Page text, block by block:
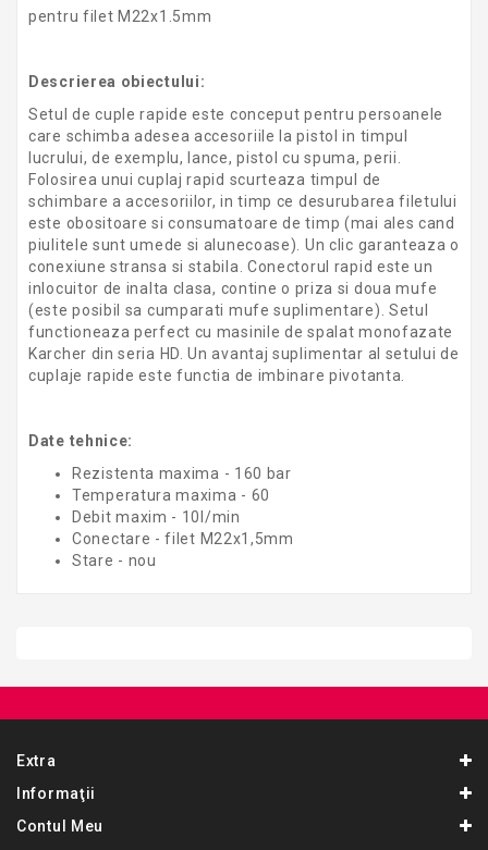
pentru filet M22x1.5mm
Descrierea obiectului:
Setul de cuple rapide este conceput pentru persoanele
care schimba adesea accesoriile la pistol in timpul
lucrului, de exemplu, lance, pistol cu ​​spuma, perii.
Folosirea unui cuplaj rapid scurteaza timpul de
schimbare a accesoriilor, in timp ce desurubarea filetului
este obositoare si consumatoare de timp (mai ales cand
piulitele sunt umede si alunecoase). Un clic garanteaza o
conexiune stransa si stabila. Conectorul rapid este un
inlocuitor de inalta clasa, contine o priza si doua mufe
(este posibil sa cumparati mufe suplimentare). Setul
functioneaza perfect cu masinile de spalat monofazate
Karcher din seria HD. Un avantaj suplimentar al setului de
cuplaje rapide este functia de imbinare pivotanta.
Date tehnice:
Rezistenta maxima - 160 bar
Temperatura maxima - 60
Debit maxim - 10l/min
Conectare - filet M22x1,5mm
Stare - nou
Extra
Informaţii
Contul Meu